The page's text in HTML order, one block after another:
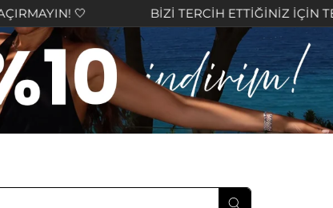
BİZİ TERCİH ETTİĞİNİZ İÇİN TEŞEKKÜR